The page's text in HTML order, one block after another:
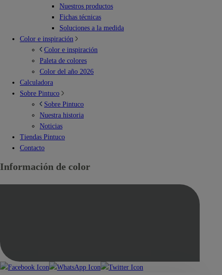
Nuestros productos
Fichas técnicas
Soluciones a la medida
Color e inspiración
Color e inspiración
Paleta de colores
Color del año 2026
Calculadora
Sobre Pintuco
Sobre Pintuco
Nuestra historia
Noticias
Tiendas Pintuco
Contacto
Información de color